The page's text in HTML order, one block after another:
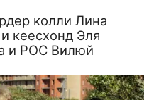
колли Лина
кеесхонд Эля
и РОС Вилюй